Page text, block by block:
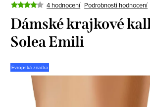
4 hodnocení Podrobnosti hodnocení
Dámské krajkové
Solea Emili
Evropská značka